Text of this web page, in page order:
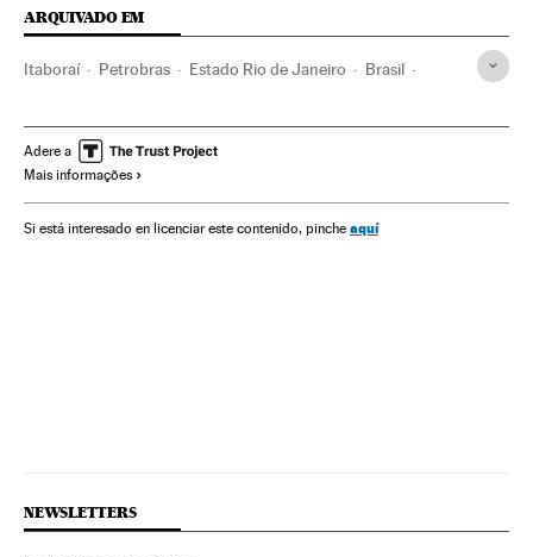
ARQUIVADO EM
Itaboraí Petrobras Estado Rio de Janeiro Brasil
Empresas Delitos Economia
Adere a
Mais informações
Si está interesado en licenciar este contenido, pinche aquí
NEWSLETTERS